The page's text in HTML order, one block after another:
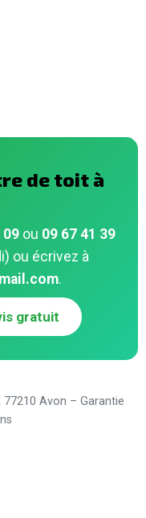
de toit à
09 ou 09 67 41 39
ou écrivez à
.
gratuit
Avon – Garantie